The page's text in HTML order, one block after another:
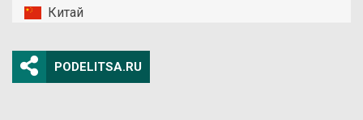
Китай
PODELITSA.RU